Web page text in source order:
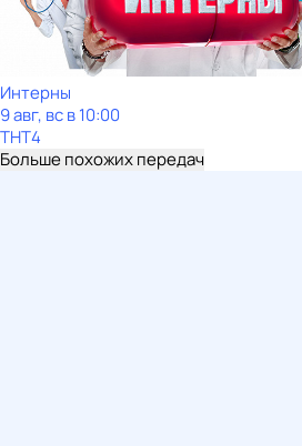
Интерны
9 авг, вс в 10:00
ТНТ4
Больше похожих передач